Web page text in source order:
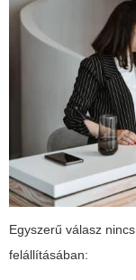
Egyszerű válasz
felállításában: